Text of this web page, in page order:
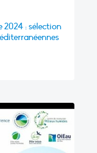
2024 : sélection